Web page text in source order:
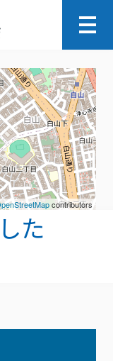
contributors
た
イブは見つ